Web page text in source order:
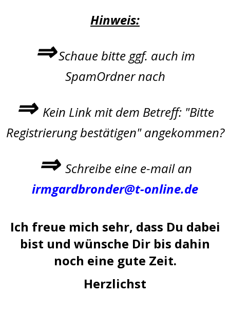
Hinweis:
⇒Schaue bitte ggf. auch im
SpamOrdner nach
⇒ Kein Link mit dem Betreff: "Bitte
Registrierung bestätigen" angekommen?
⇒ Schreibe eine e-mail an
irmgardbronder@t-online.de
Ich freue mich sehr, dass Du dabei
bist und wünsche Dir bis dahin
noch eine gute Zeit.
Herzlichst